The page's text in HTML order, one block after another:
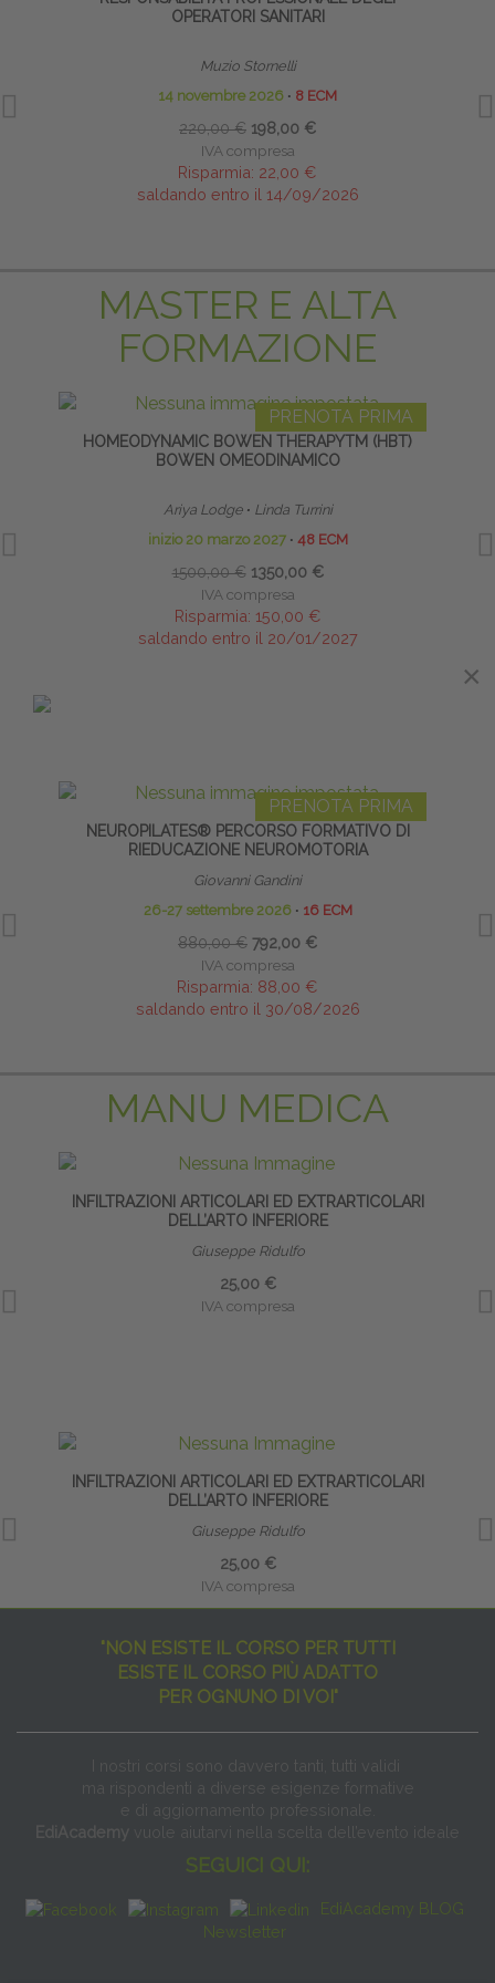
OPERATORI SANITARI
Muzio Stornelli
14 novembre 2026 ∙ 8 ECM
220,00 € 198,00 €
IVA compresa
Risparmia: 22,00 €
saldando entro il 14/09/2026
MASTER E ALTA
FORMAZIONE
PRENOTA PRIMA
HOMEODYNAMIC BOWEN THERAPYTM (HBT)
BOWEN OMEODINAMICO
Ariya Lodge ∙ Linda Turrini
inizio 20 marzo 2027 ∙ 48 ECM
1500,00 € 1350,00 €
IVA compresa
Risparmia: 150,00 €
saldando entro il 20/01/2027
PRENOTA PRIMA
NEUROPILATES® PERCORSO FORMATIVO DI
RIEDUCAZIONE NEUROMOTORIA
Giovanni Gandini
26-27 settembre 2026 ∙ 16 ECM
880,00 € 792,00 €
IVA compresa
Risparmia: 88,00 €
saldando entro il 30/08/2026
MANU MEDICA
INFILTRAZIONI ARTICOLARI ED EXTRARTICOLARI
DELL’ARTO INFERIORE
Giuseppe Ridulfo
25,00 €
IVA compresa
INFILTRAZIONI ARTICOLARI ED EXTRARTICOLARI
DELL’ARTO INFERIORE
Giuseppe Ridulfo
25,00 €
IVA compresa
"NON ESISTE IL CORSO PER TUTTI
ESISTE IL CORSO PIÙ ADATTO
PER OGNUNO DI VOI"
I nostri corsi sono davvero tanti, tutti validi
ma rispondenti a diverse esigenze formative
e di aggiornamento professionale.
EdiAcademy vuole aiutarvi nella scelta dell’evento ideale
SEGUICI QUI:
EdiAcademy BLOG
Newsletter
×
×